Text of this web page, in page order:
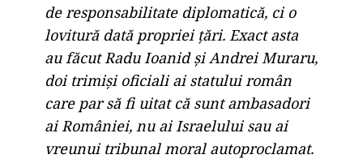
de responsabilitate diplomatică, ci o
lovitură dată propriei țări. Exact asta
au făcut Radu Ioanid și Andrei Muraru,
doi trimiși oficiali ai statului român
care par să fi uitat că sunt ambasadori
ai României, nu ai Israelului sau ai
vreunui tribunal moral autoproclamat.